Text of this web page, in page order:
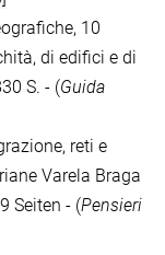
10
di edifici e di
S. - (Guida
reti e
Varela Braga
Seiten - (Pensieri